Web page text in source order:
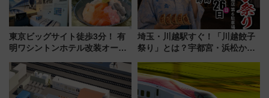
東京ビッグサイト徒歩3分！ 有
明ワシントンホテル改装オープ
客室」や海鮮丼が人気の朝食ビ
ュッフェを現地レポ
埼玉・川越駅すぐ！「川越餃子
祭り」とは？宇都宮・浜松から
を食べ比べ【7月25日・26日開
催】